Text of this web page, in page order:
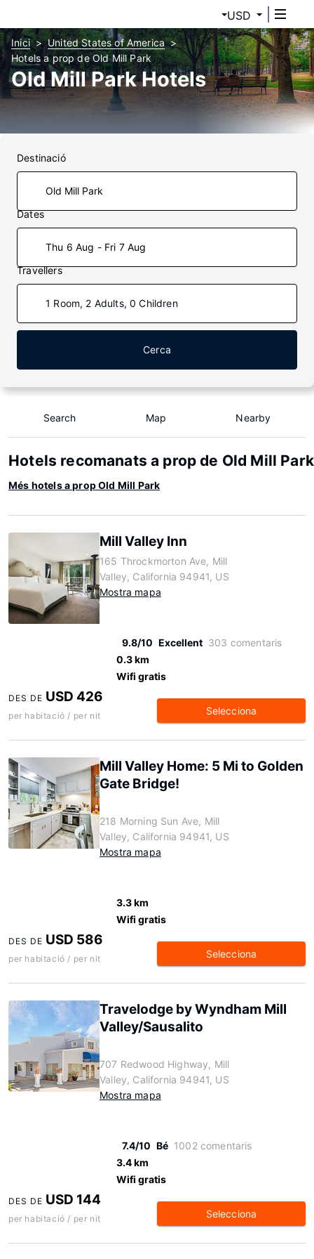
USD
Inici
United States of America
Hotels a prop de Old Mill Park
Old Mill Park Hotels
Destinació
Dates
Thu 6 Aug - Fri 7 Aug
Travellers
1 Room, 2 Adults, 0 Children
Cerca
Search Map Nearby
Hotels recomanats a prop de Old Mill Park
Més hotels a prop Old Mill Park
Mill Valley Inn
165 Throckmorton Ave, Mill
Valley, California 94941, US
Mostra mapa
9.8/10 Excellent 303 comentaris
0.3 km
Wifi gratis
DES DE USD 426
per habitació / per nit Selecciona
Mill Valley Home: 5 Mi to Golden
Gate Bridge!
218 Morning Sun Ave, Mill
Valley, California 94941, US
Mostra mapa
3.3 km
Wifi gratis
DES DE USD 586
per habitació / per nit Selecciona
Travelodge by Wyndham Mill
Valley/Sausalito
707 Redwood Highway, Mill
Valley, California 94941, US
Mostra mapa
7.4/10 Bé 1002 comentaris
3.4 km
Wifi gratis
DES DE USD 144
per habitació / per nit Selecciona